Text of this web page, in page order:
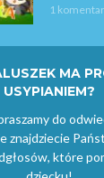
1
MA
USYPIANIEM?
do
znajdziecie
które